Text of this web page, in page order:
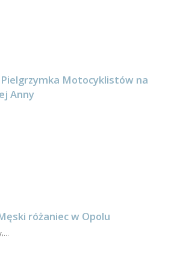
Pielgrzymka Motocyklistów na
Anny
różaniec w Opolu